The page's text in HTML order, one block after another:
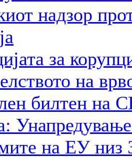
надзор
за
на
билтен на
на ЕУ низ